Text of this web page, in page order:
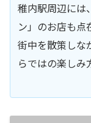
稚内駅周辺には
ン」のお店も点
街中を散策しな
らではの楽しみ